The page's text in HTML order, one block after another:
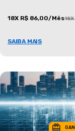
18X R$ 86,00/Mês18X
SAIBA MAIS